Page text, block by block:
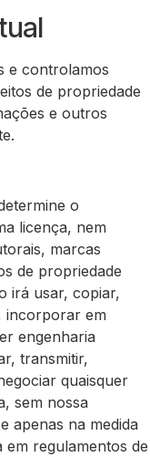
e controlamos
de propriedade
e outros
o
licença, nem
marcas
de propriedade
irá usar, copiar,
incorporar em
engenharia
transmitir,
quaisquer
sem nossa
apenas na medida
regulamentos de